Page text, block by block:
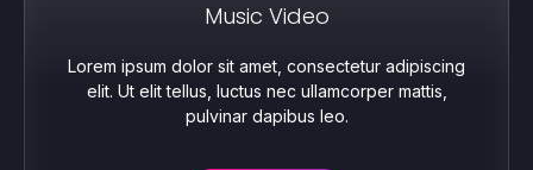
Music Video
Lorem ipsum dolor sit amet, consectetur adipiscing
elit. Ut elit tellus, luctus nec ullamcorper mattis,
pulvinar dapibus leo.